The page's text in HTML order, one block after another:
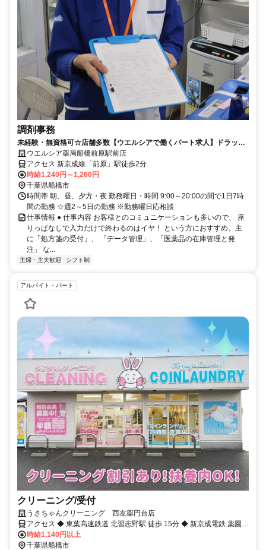
調剤事務
未経験・無資格可☆店舗多数【ウエルシアで働くパート求人】ドラッグ
ストアの調剤事務
ウエルシア薬局船橋前原駅前店
アクセス 新京成線「前原」駅徒歩2分
時給1,240円～1,260円
千葉県船橋市
時間帯 朝、昼、夕方・夜 勤務曜日・時間 9:00～20:00の間で1日7時
間の勤務 ☆週2～5日の勤務 ※勤務曜日応相談
仕事情報 ● 仕事内容 お客様とのコミュニケーションも多いので、 座
りっぱなしで入力だけで終わるのはイヤ！ という方におすすめ。主
に「処方箋の受付」、 「データ管理」、「医薬品の在庫管理と発
注」 な...
主婦・主夫歓迎 シフト制
アルバイト・パート
クリーニング/受付
うさちゃんクリーニング 西友薬円台店
アクセス ◆ 東葉高速鉄道 北習志野駅 徒歩 15分 ◆ 新京成電鉄 薬園台
駅 徒歩 6分 ◆ 新京成電鉄 習志野駅 徒歩 8分 ◆ 新京成電鉄 北習志野
駅 徒歩 15分 ◆ 東葉高速鉄道 飯山満駅 車 5分
時給1,140円以上
千葉県船橋市